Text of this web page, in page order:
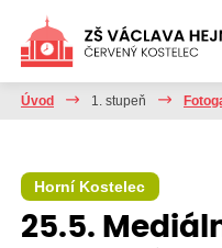
Úvod 1. stupeň
Horní Kostelec
25.5.